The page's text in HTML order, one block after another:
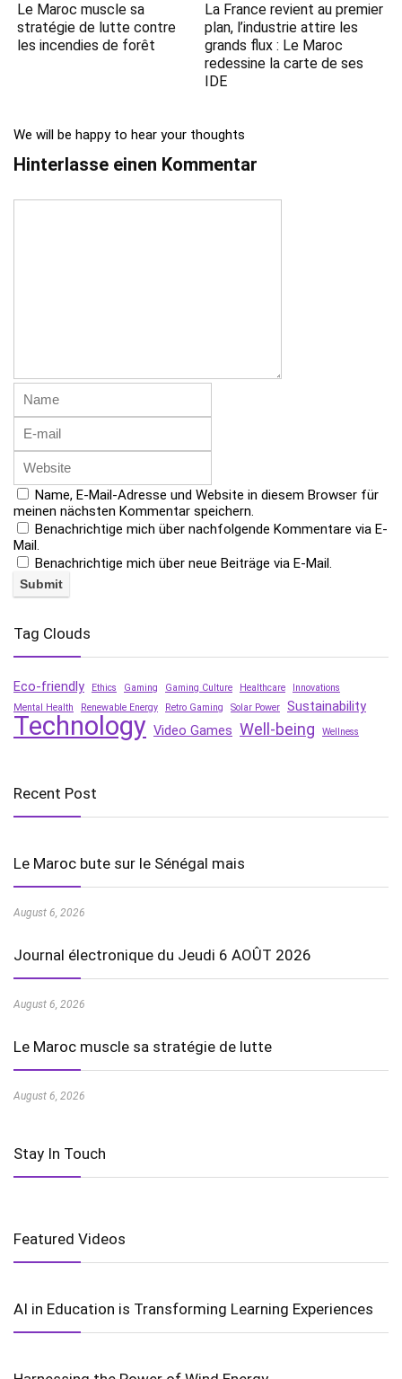
Le Maroc muscle sa
stratégie de lutte contre
les incendies de forêt
La France revient au premier
plan, l’industrie attire les
grands flux : Le Maroc
redessine la carte de ses
IDE
We will be happy to hear your thoughts
Hinterlasse einen Kommentar
Name, E-Mail-Adresse und Website in diesem Browser für
meinen nächsten Kommentar speichern.
Benachrichtige mich über nachfolgende Kommentare via E-
Mail.
Benachrichtige mich über neue Beiträge via E-Mail.
Tag Clouds
Eco-friendly Ethics Gaming Gaming Culture Healthcare
Innovations
Mental Health
Renewable Energy Retro Gaming Solar Power Sustainability
Technology Video Games Well-being Wellness
Recent Post
Le Maroc bute sur le Sénégal mais
August 6, 2026
Journal électronique du Jeudi 6 AOÛT 2026
August 6, 2026
Le Maroc muscle sa stratégie de lutte
August 6, 2026
Stay In Touch
Featured Videos
AI in Education is Transforming Learning Experiences